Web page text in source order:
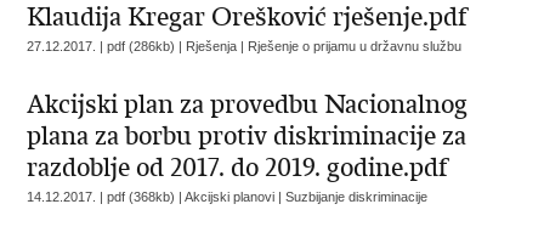
Klaudija Kregar Orešković rješenje.pdf
27.12.2017. | pdf (286kb) | Rješenja | Rješenje o prijamu u državnu službu
Akcijski plan za provedbu Nacionalnog
plana za borbu protiv diskriminacije za
razdoblje od 2017. do 2019. godine.pdf
14.12.2017. | pdf (368kb) | Akcijski planovi |Suzbijanje diskriminacije